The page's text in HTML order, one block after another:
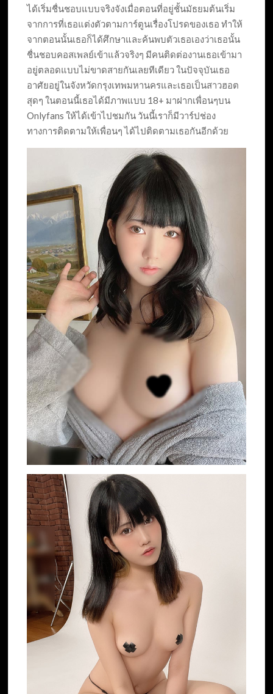
ได้เริ่มชื่นชอบแบบจริงจังเมื่อตอนที่อยู่ชั้นมัธยมต้นเริ่ม
จากการที่เธอแต่งตัวตามการ์ตูนเรื่องโปรดของเธอ ทำให้
จากตอนนั้นเธอก็ได้ศึกษาและค้นพบตัวเธอเองว่าเธอนั้น
ชื่นชอบคอสเพลย์เข้าแล้วจริงๆ มีคนติดต่องานเธอเข้ามา
อยู่ตลอดแบบไม่ขาดสายกันเลยทีเดียว ในปัจจุบันเธอ
อาศัยอยู่ในจังหวัดกรุงเทพมหานครและเธอเป็นสาวฮอต
สุดๆ ในตอนนี้เธอได้มีภาพแบบ 18+ มาฝากเพื่อนๆบน
Onlyfans ให้ได้เข้าไปชมกัน วันนี้เราก็มีวาร์ปช่อง
ทางการติดตามให้เพื่อนๆ ได้ไปติดตามเธอกันอีกด้วย